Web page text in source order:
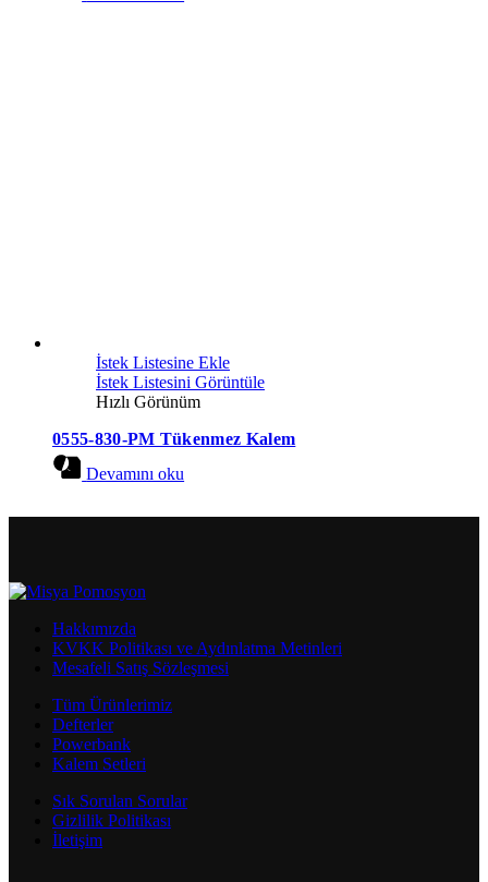
İstek Listesine Ekle
İstek Listesini Görüntüle
Hızlı Görünüm
0555-830-PM Tükenmez Kalem
Devamını oku
Hakkımızda
KVKK Politikası ve Aydınlatma Metinleri
Mesafeli Satış Sözleşmesi
Tüm Ürünlerimiz
Defterler
Powerbank
Kalem Setleri
Sık Sorulan Sorular
Gizlilik Politikası
İletişim